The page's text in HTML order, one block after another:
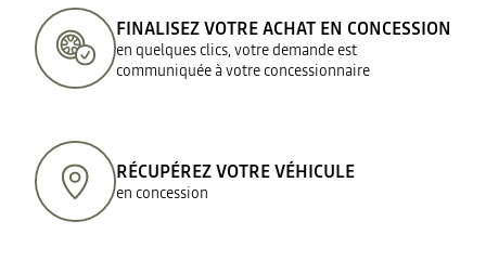
FINALISEZ VOTRE ACHAT EN CONCESSION
en quelques clics, votre demande est
communiquée à votre concessionnaire
RÉCUPÉREZ VOTRE VÉHICULE
en concession